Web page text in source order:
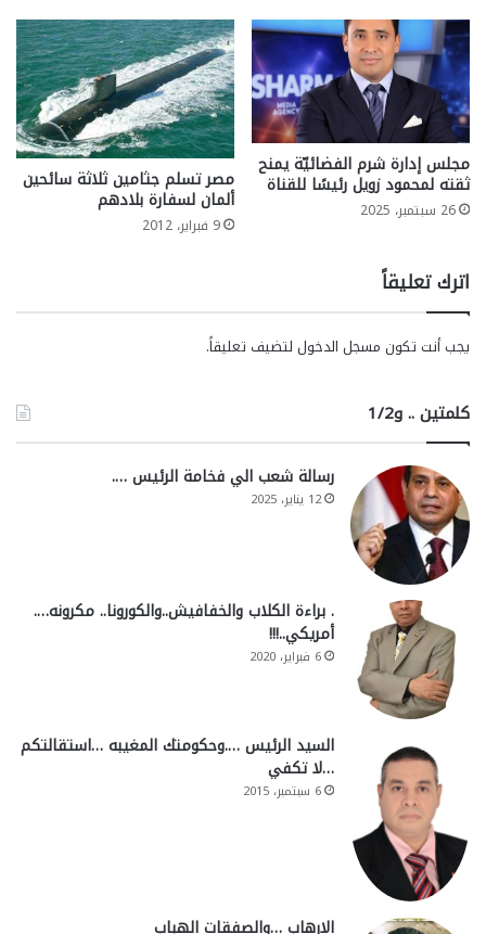
مجلس إدارة شرم الفضائيّة يمنح
ثقته لمحمود زويل رئيسًا للقناة
26 سبتمبر، 2025
مصر تسلم جثامين ثلاثة سائحين
ألمان لسفارة بلادهم
9 فبراير، 2012
اترك تعليقاً
يجب أنت تكون مسجل الدخول لتضيف تعليقاً.
كلمتين .. و1/2
رسالة شعب الي فخامة الرئيس ….
12 يناير، 2025
. براءة الكلاب والخفافيش..والكورونا.. مكرونه….
أمريكي..!!!
6 فبراير، 2020
السيد الرئيس ….وحكومتك المغيبه …استقالتكم
…لا تكفي
6 سبتمبر، 2015